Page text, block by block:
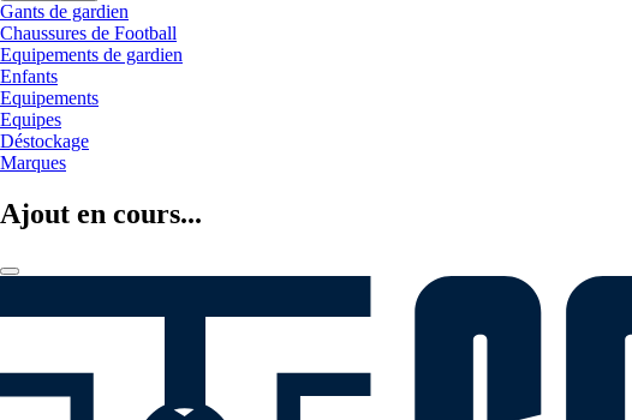
Gants de gardien
Chaussures de Football
Equipements de gardien
Enfants
Equipements
Equipes
Déstockage
Marques
Ajout en cours...